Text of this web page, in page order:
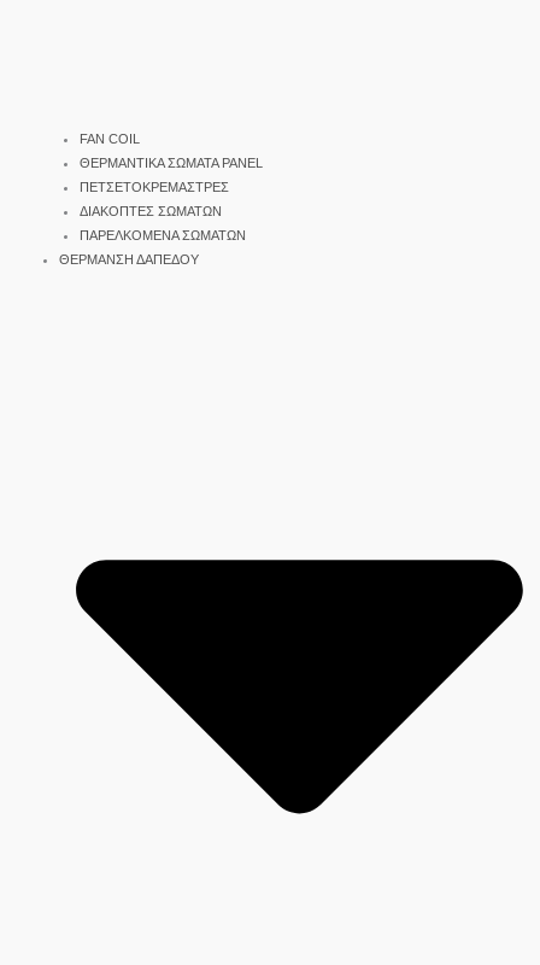
FAN COIL
ΘΕΡΜΑΝΤΙΚΑ ΣΩΜΑΤΑ PANEL
ΠΕΤΣΕΤΟΚΡΕΜΑΣΤΡΕΣ
ΔΙΑΚΟΠΤΕΣ ΣΩΜΑΤΩΝ
ΠΑΡΕΛΚΟΜΕΝΑ ΣΩΜΑΤΩΝ
ΘΕΡΜΑΝΣΗ ΔΑΠΕΔΟΥ